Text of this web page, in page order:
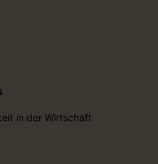
in der Wirtschaft